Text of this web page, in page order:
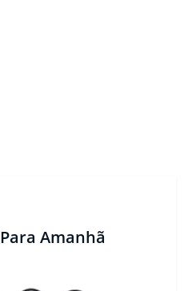
Amanhã